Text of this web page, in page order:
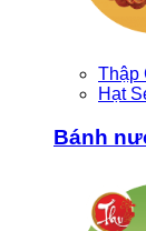
Thập
Hạt
Bánh